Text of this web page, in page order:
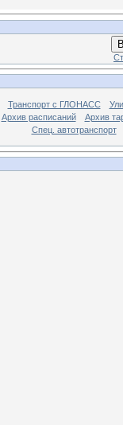
Транспорт с ГЛОНАСС
Архив расписаний
Архив
Спец. автотранспорт